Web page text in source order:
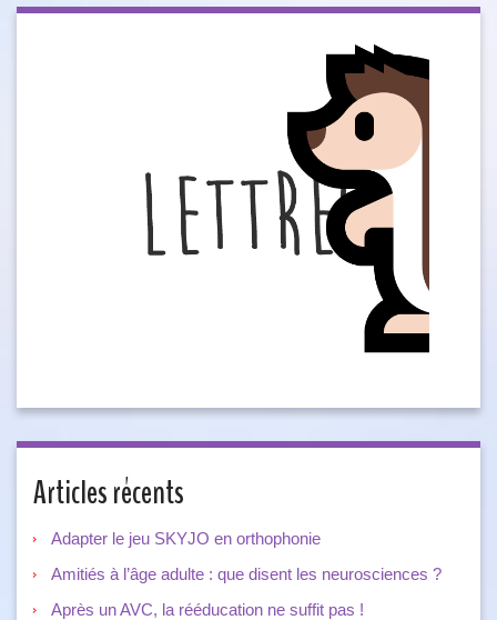
Articles récents
Adapter le jeu SKYJO en orthophonie
Amitiés à l’âge adulte : que disent les neurosciences ?
Après un AVC, la rééducation ne suffit pas !